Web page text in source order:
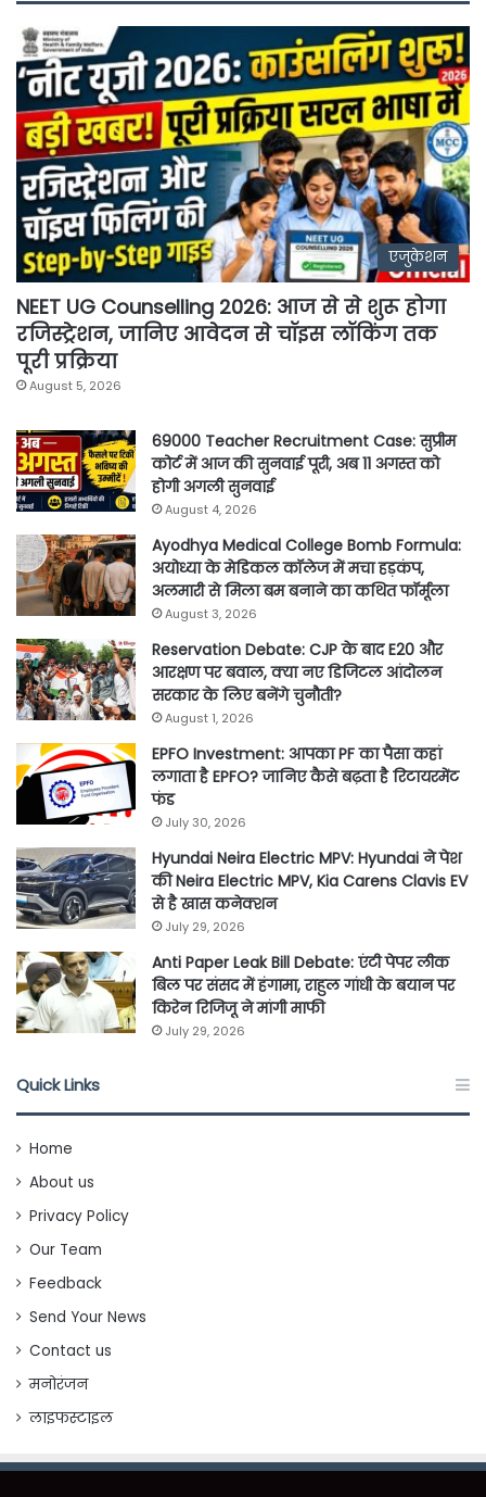
एजुकेशन
NEET UG Counselling 2026: आज से से शुरू होगा
रजिस्ट्रेशन, जानिए आवेदन से चॉइस लॉकिंग तक
पूरी प्रक्रिया
August 5, 2026
69000 Teacher Recruitment Case: सुप्रीम
कोर्ट में आज की सुनवाई पूरी, अब 11 अगस्त को
होगी अगली सुनवाई
August 4, 2026
Ayodhya Medical College Bomb Formula:
अयोध्या के मेडिकल कॉलेज में मचा हड़कंप,
अलमारी से मिला बम बनाने का कथित फॉर्मूला
August 3, 2026
Reservation Debate: CJP के बाद E20 और
आरक्षण पर बवाल, क्या नए डिजिटल आंदोलन
सरकार के लिए बनेंगे चुनौती?
August 1, 2026
EPFO Investment: आपका PF का पैसा कहां
लगाता है EPFO? जानिए कैसे बढ़ता है रिटायरमेंट
फंड
July 30, 2026
Hyundai Neira Electric MPV: Hyundai ने पेश
की Neira Electric MPV, Kia Carens Clavis EV
से है खास कनेक्शन
July 29, 2026
Anti Paper Leak Bill Debate: एंटी पेपर लीक
बिल पर संसद में हंगामा, राहुल गांधी के बयान पर
किरेन रिजिजू ने मांगी माफी
July 29, 2026
Quick Links
Home
About us
Privacy Policy
Our Team
Feedback
Send Your News
Contact us
मनोरंजन
लाइफस्टाइल